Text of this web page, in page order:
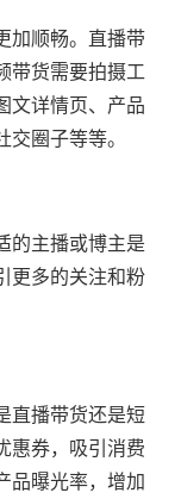
加顺畅。直播带
带货需要拍摄工
文详情页、产品
圈子等等。
的主播或博主是
更多的关注和粉
直播带货还是短
惠券，吸引消费
品曝光率，增加